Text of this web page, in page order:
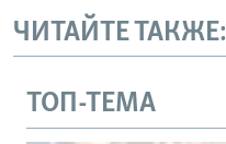
ЧИТАЙТЕ ТАКЖЕ:
ТОП-ТЕМА